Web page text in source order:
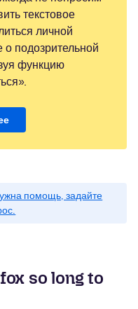
текстовое
личной
подозрительной
функцию
помощь, задайте
so long to